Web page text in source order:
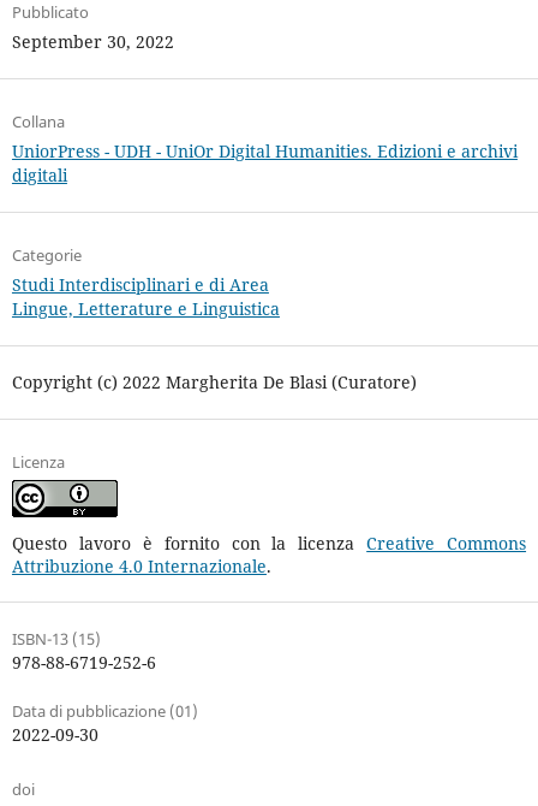
Pubblicato
September 30, 2022
Collana
UniorPress - UDH - UniOr Digital Humanities. Edizioni e archivi
digitali
Categorie
Studi Interdisciplinari e di Area
Lingue, Letterature e Linguistica
Copyright (c) 2022 Margherita De Blasi (Curatore)
Licenza
Questo lavoro è fornito con la licenzaCreative Commons
Attribuzione 4.0 Internazionale.
ISBN-13 (15)
978-88-6719-252-6
Data di pubblicazione (01)
2022-09-30
doi